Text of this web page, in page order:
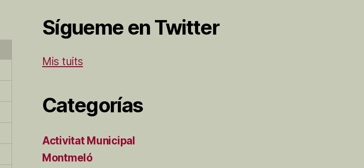
Sígueme en Twitter
Mis tuits
Categorías
Activitat Municipal
Montmeló